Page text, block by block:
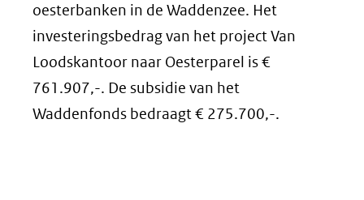
oesterbanken in de Waddenzee. Het
investeringsbedrag van het project Van
Loodskantoor naar Oesterparel is €
761.907,-. De subsidie van het
Waddenfonds bedraagt € 275.700,-.